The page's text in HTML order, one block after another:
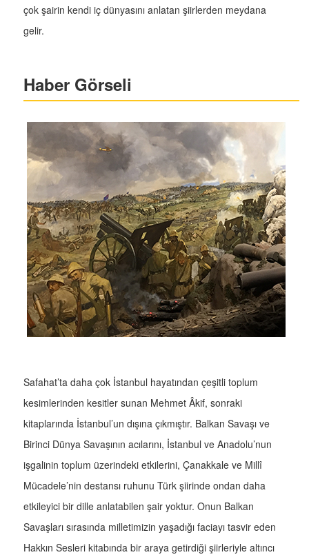
çok şairin kendi iç dünyasını anlatan şiirlerden meydana
gelir.
Haber Görseli
Safahat’ta daha çok İstanbul hayatından çeşitli toplum
kesimlerinden kesitler sunan Mehmet Âkif, sonraki
kitaplarında İstanbul’un dışına çıkmıştır. Balkan Savaşı ve
Birinci Dünya Savaşının acılarını, İstanbul ve Anadolu’nun
işgalinin toplum üzerindeki etkilerini, Çanakkale ve Millî
Mücadele’nin destansı ruhunu Türk şiirinde ondan daha
etkileyici bir dille anlatabilen şair yoktur. Onun Balkan
Savaşları sırasında milletimizin yaşadığı faciayı tasvir eden
Hakkın Sesleri kitabında bir araya getirdiği şiirleriyle altıncı